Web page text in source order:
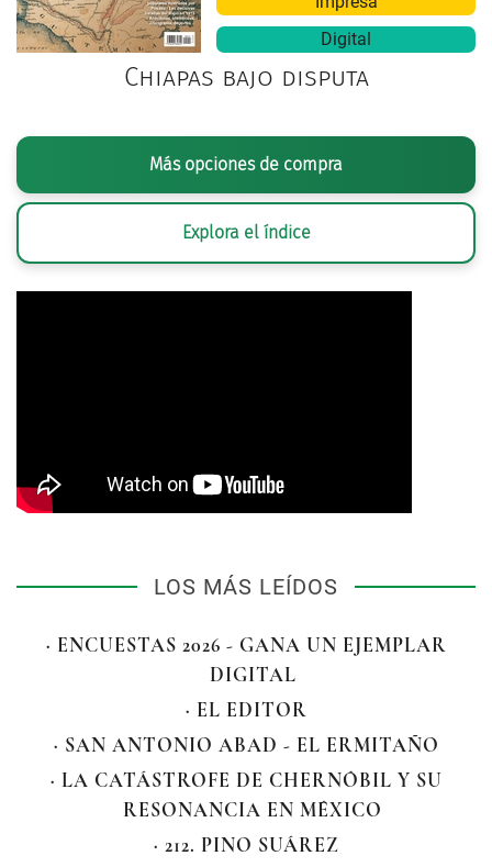
Digital
Chiapas bajo disputa
Más opciones de compra
Explora el índice
LOS MÁS LEÍDOS
· ENCUESTAS 2026 - GANA UN EJEMPLAR
DIGITAL
· EL EDITOR
· SAN ANTONIO ABAD - EL ERMITAÑO
· LA CATÁSTROFE DE CHERNÓBIL Y SU
RESONANCIA EN MÉXICO
· 212. PINO SUÁREZ